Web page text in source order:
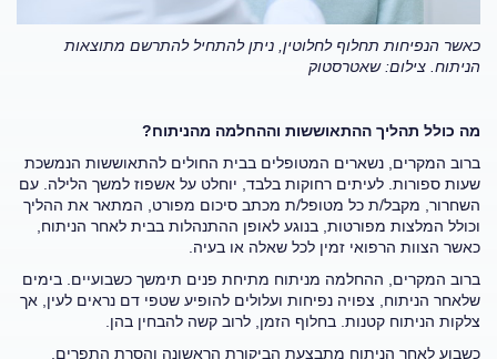
כאשר הנפיחות תחלוף לחלוטין, ניתן להתחיל להתרשם מתוצאות
הניתוח. צילום: שאטרסטוק
מה כולל תהליך ההתאוששות וההחלמה מהניתוח?
ברוב המקרים, נשארים המטופלים בבית החולים להתאוששות הנמשכת
שעות ספורות. לעיתים רחוקות בלבד, יוחלט על אשפוז למשך הלילה. עם
השחרור, מקבל/ת כל מטופל/ת מכתב סיכום מפורט, המתאר את ההליך
וכולל המלצות מפורטות, בנוגע לאופן ההתנהלות בבית לאחר הניתוח,
כאשר הצוות הרפואי זמין לכל שאלה או בעיה.
ברוב המקרים, ההחלמה מניתוח מתיחת פנים תימשך כשבועיים. בימים
שלאחר הניתוח, צפויה נפיחות ועלולים להופיע שטפי דם נראים לעין, אך
צלקות הניתוח קטנות. בחלוף הזמן, לרוב קשה להבחין בהן.
כשבוע לאחר הניתוח מתבצעת הביקורת הראשונה והסרת התפרים,